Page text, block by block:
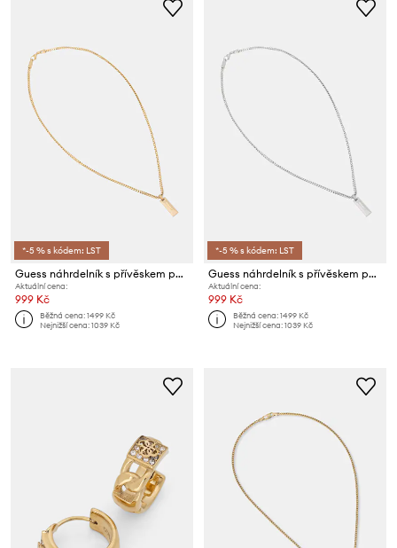
*-5 % s kódem: LST
Guess náhrdelník s přívěskem pánský z nerezové oceli TRUE SPIRIT
Aktuální cena:
999 Kč
Běžná cena:1499 Kč
Nejnižší cena:1039 Kč
*-5 % s kódem: LST
Guess náhrdelník s přívěskem pánský z nerezové oceli TRUE SPIRIT
Aktuální cena:
999 Kč
Běžná cena:1499 Kč
Nejnižší cena:1039 Kč